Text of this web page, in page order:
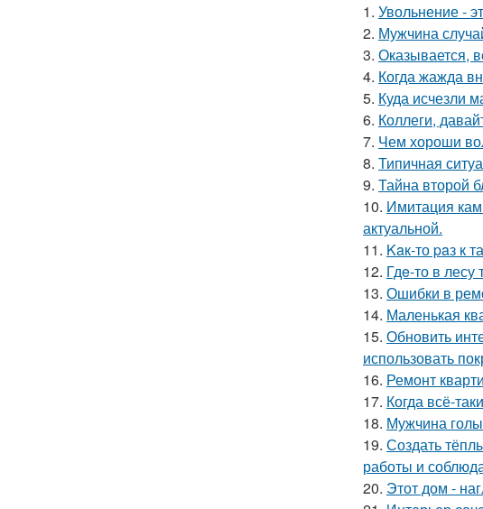
1. Увольнение -
2. Мужчина
3. Оказывается,
4. Когда жажда
5. Куда исчезли
6. Коллеги,
7. Чем хороши
8. Типичная
9. Тайна второй
10. Имитация
актуальной.
11. Kaк-то paз к
12. Гдe-то в
13. Ошибки в
14. Маленькая
15. Обновить
использовать
16. Ремонт
17. Когда всё-
18. Мужчина
19. Создать
работы и
20. Этот дом -